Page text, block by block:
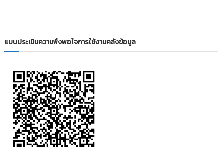
o
r
ค
ลั
ง
ข้
อ
มู
รี
แบบประเมินความพึงพอใจการใช้งานคลังข้อมูล